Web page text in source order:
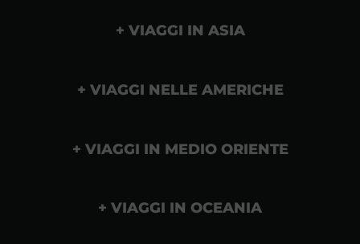
VIAGGI IN ASIA
VIAGGI NELLE AMERICHE
VIAGGI IN MEDIO ORIENTE
VIAGGI IN OCEANIA